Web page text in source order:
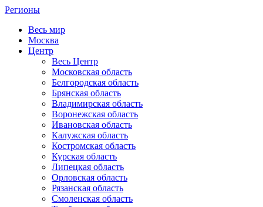
Регионы
Весь мир
Москва
Центр
Весь Центр
Московская область
Белгородская область
Брянская область
Владимирская область
Воронежская область
Ивановская область
Калужская область
Костромская область
Курская область
Липецкая область
Орловская область
Рязанская область
Смоленская область